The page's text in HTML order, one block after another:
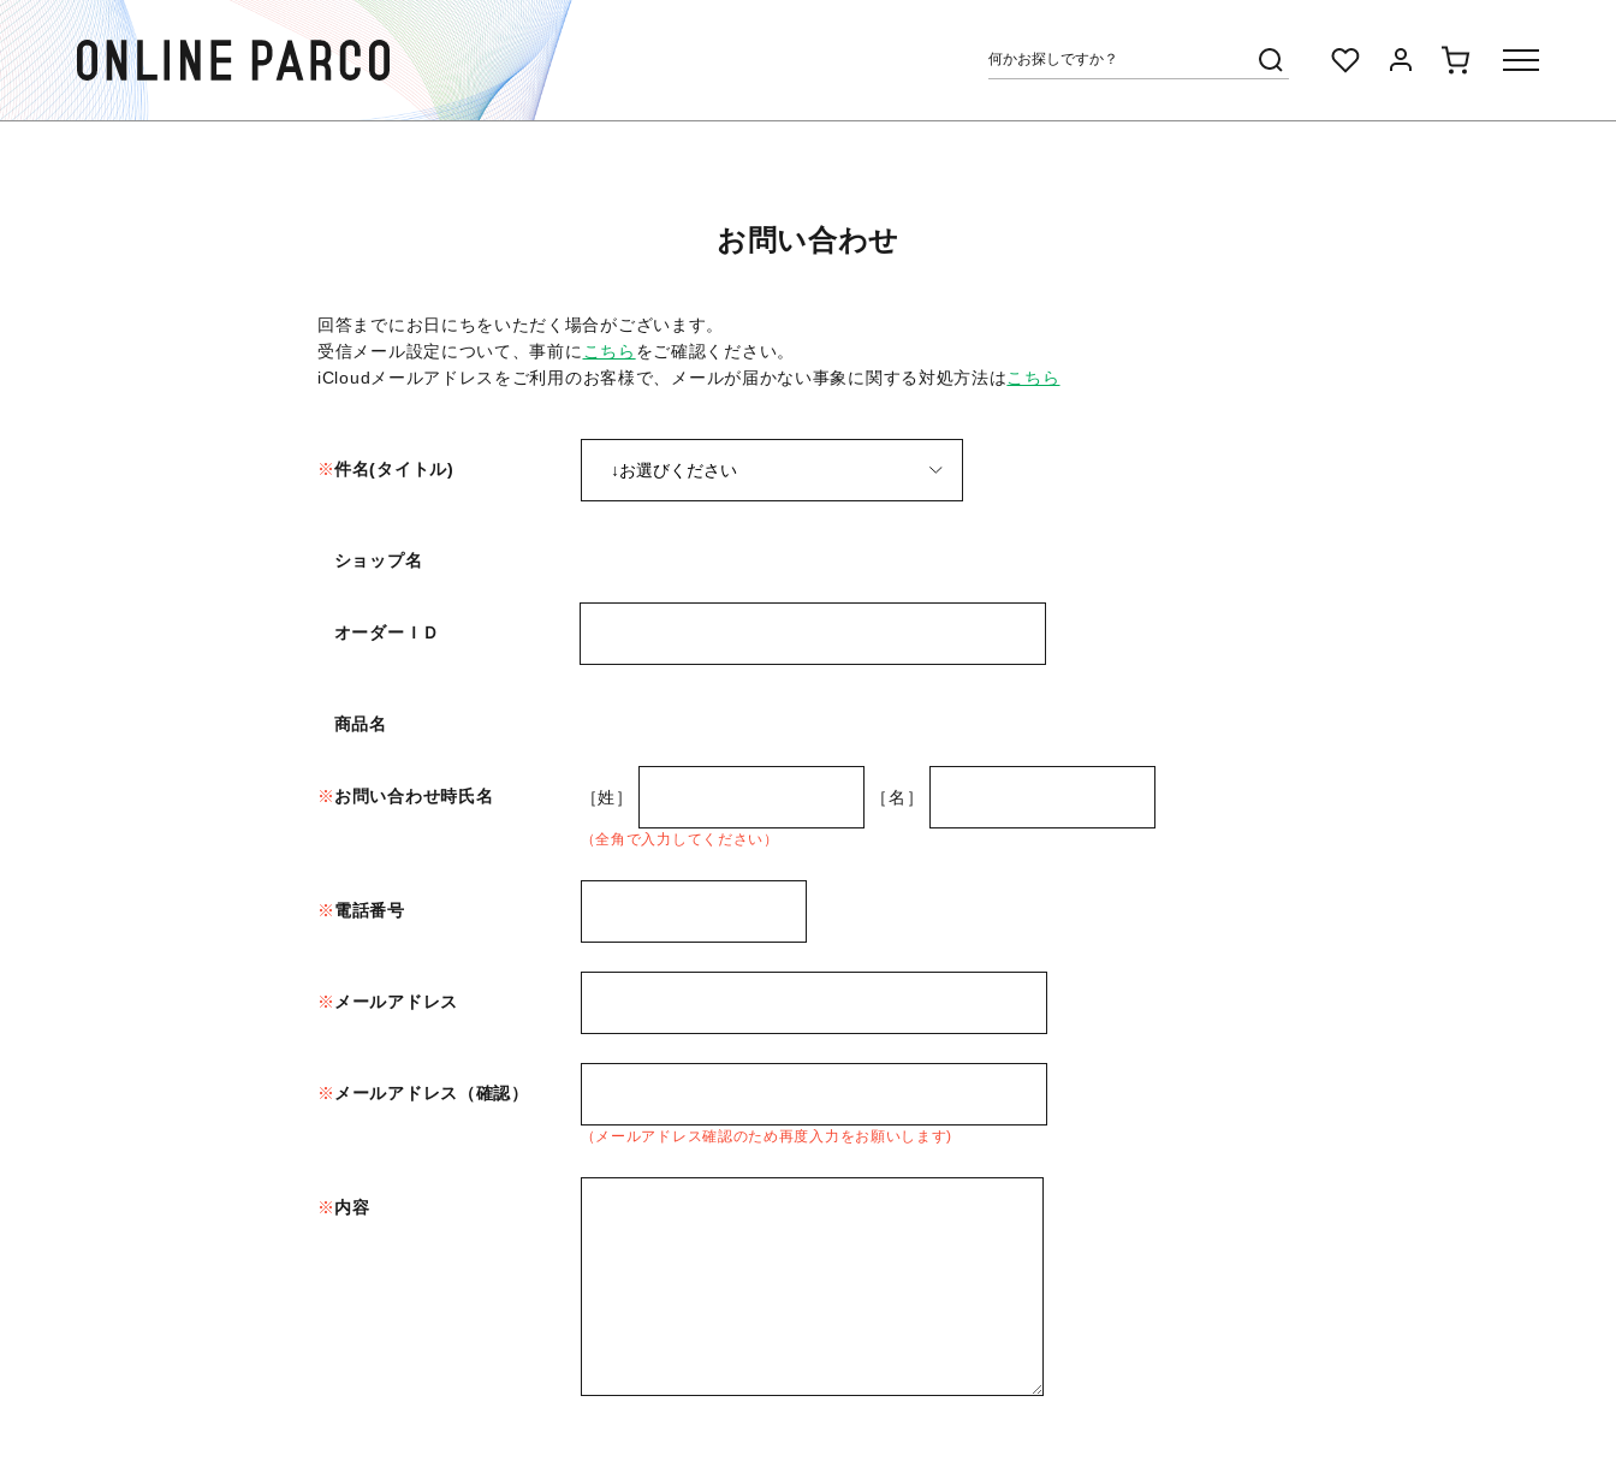
お問い合わせ
回答までにお日にちをいただく場合がございます。
受信メール設定について、事前に こちら をご確認ください。
iCloudメールアドレスをご利用のお客様で、メールが届かない事象に関する対処方法はこちら
件名(タイトル)
ショップ名
オーダーＩＤ
商品名
お問い合わせ時氏名 ［姓］ ［名］
（全角で入力してください）
電話番号
メールアドレス
メールアドレス（確認）
（メールアドレス確認のため再度入力をお願いします)
内容